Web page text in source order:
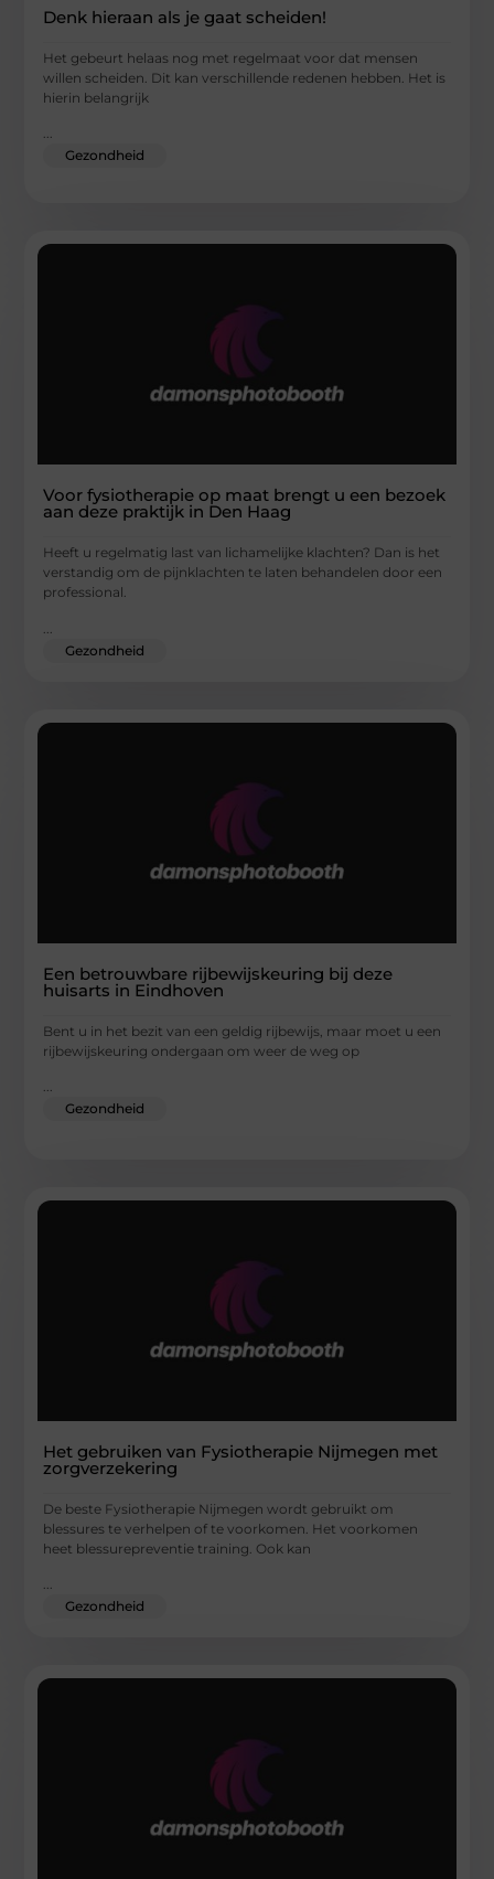
Denk hieraan als je gaat scheiden!
Het gebeurt helaas nog met regelmaat voor dat mensen
willen scheiden. Dit kan verschillende redenen hebben. Het is
hierin belangrijk
...
Gezondheid
Voor fysiotherapie op maat brengt u een bezoek
aan deze praktijk in Den Haag
Heeft u regelmatig last van lichamelijke klachten? Dan is het
verstandig om de pijnklachten te laten behandelen door een
professional.
Gezondheid
Een betrouwbare rijbewijskeuring bij deze
huisarts in Eindhoven
Bent u in het bezit van een geldig rijbewijs, maar moet u een
rijbewijskeuring ondergaan om weer de weg op
...
Gezondheid
Het gebruiken van Fysiotherapie Nijmegen met
zorgverzekering
De beste Fysiotherapie Nijmegen wordt gebruikt om
blessures te verhelpen of te voorkomen. Het voorkomen
heet blessurepreventie training. Ook kan
...
Gezondheid